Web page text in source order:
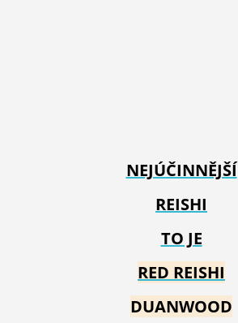
NEJÚČINNĚJŠÍ
REISHI
TO JE
RED REISHI
DUANWOOD